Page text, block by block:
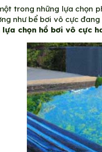
trong những lựa chọn
như bể bơi vô cực
lựa chọn hồ bơi vô cực